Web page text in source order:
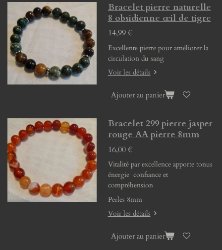
Bracelet pierre naturelle
8 obsidienne œil de tigre
14,99 €
Excellente pierre pour améliorer la
circulation du sang
Voir les détails
Ajouter au panier
Bracelet 299 pierre jasper
rouge AA pierre 8mm
16,00 €
Vitalité par excellence apporte tonus
énergie confiance et
compréhension
Perles 8mm
Voir les détails
Ajouter au panier